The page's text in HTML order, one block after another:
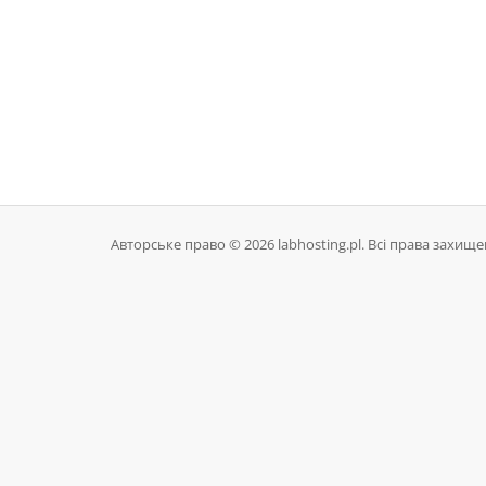
Авторське право © 2026 labhosting.pl. Всі права